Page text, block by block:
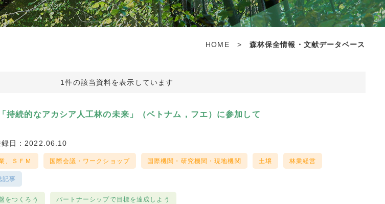
HOME > 森林保全情報・文献データベース
1件の該当資料を表示しています
持続的なアカシア人工林の未来」（ベトナム，フエ）に参加して
録日：2022.06.10
、ＳＦＭ 国際会議・ワークショップ 国際機関・研究機関・現地機関 土壌 林業経営
記事
をつくろう パートナーシップで目標を達成しよう